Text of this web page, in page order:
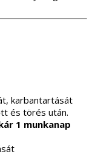
karbantartását
és törés után.
1 munkanap